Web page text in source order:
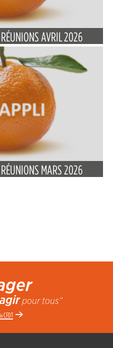
AVRIL 2026
MARS 2026
agirpour tous”
CFDT